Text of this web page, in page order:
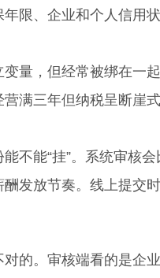
限、企业和个人信用
，但经常被绑在一起
满三年但纳税呈断崖
能“挂”。系统审核会
发放节奏。线上提交
。审核端看的是企业